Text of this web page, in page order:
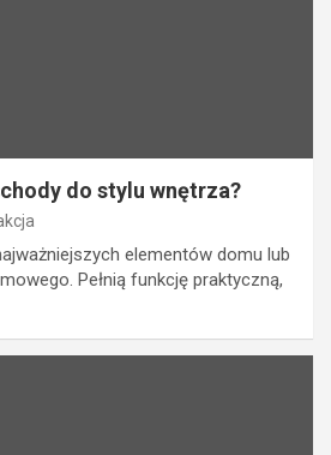
do stylu wnętrza?
elementów domu lub
Pełnią funkcję praktyczną,